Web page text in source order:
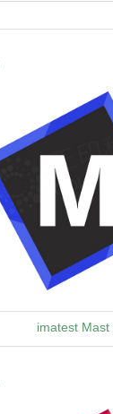
imatest Mast